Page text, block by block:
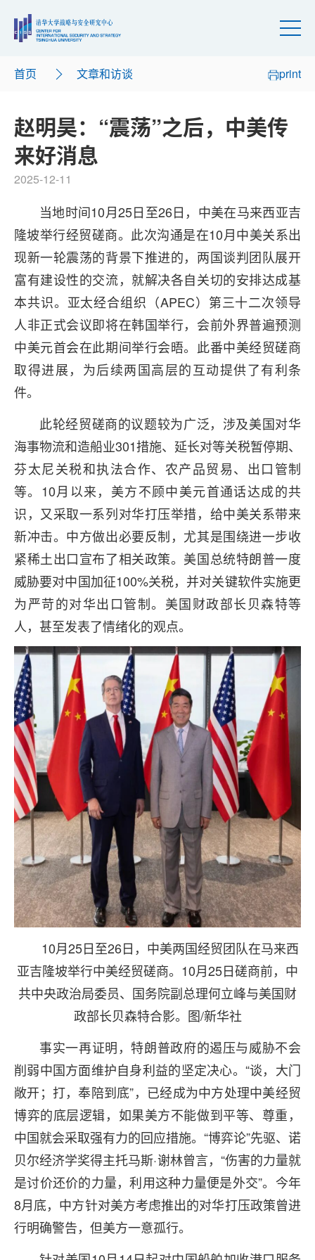
首页 文章和访谈 print
赵明昊：“震荡”之后，中美传
来好消息
2025-12-11
当地时间10月25日至26日，中美在马来西亚吉
隆坡举行经贸磋商。此次沟通是在10月中美关系出
现新一轮震荡的背景下推进的，两国谈判团队展开
富有建设性的交流，就解决各自关切的安排达成基
本共识。亚太经合组织（APEC）第三十二次领导
人非正式会议即将在韩国举行，会前外界普遍预测
中美元首会在此期间举行会晤。此番中美经贸磋商
取得进展，为后续两国高层的互动提供了有利条
件。
此轮经贸磋商的议题较为广泛，涉及美国对华
海事物流和造船业301措施、延长对等关税暂停期、
芬太尼关税和执法合作、农产品贸易、出口管制
等。10月以来，美方不顾中美元首通话达成的共
识，又采取一系列对华打压举措，给中美关系带来
新冲击。中方做出必要反制，尤其是围绕进一步收
紧稀土出口宣布了相关政策。美国总统特朗普一度
威胁要对中国加征100%关税，并对关键软件实施更
为严苛的对华出口管制。美国财政部长贝森特等
人，甚至发表了情绪化的观点。
10月25日至26日，中美两国经贸团队在马来西
亚吉隆坡举行中美经贸磋商。10月25日磋商前，中
共中央政治局委员、国务院副总理何立峰与美国财
政部长贝森特合影。图/新华社
事实一再证明，特朗普政府的遏压与威胁不会
削弱中国方面维护自身利益的坚定决心。“谈，大门
敞开；打，奉陪到底”，已经成为中方处理中美经贸
博弈的底层逻辑，如果美方不能做到平等、尊重，
中国就会采取强有力的回应措施。“博弈论”先驱、诺
贝尔经济学奖得主托马斯·谢林曾言，“伤害的力量就
是讨价还价的力量，利用这种力量便是外交”。今年
8月底，中方针对美方考虑推出的对华打压政策曾进
行明确警告，但美方一意孤行。